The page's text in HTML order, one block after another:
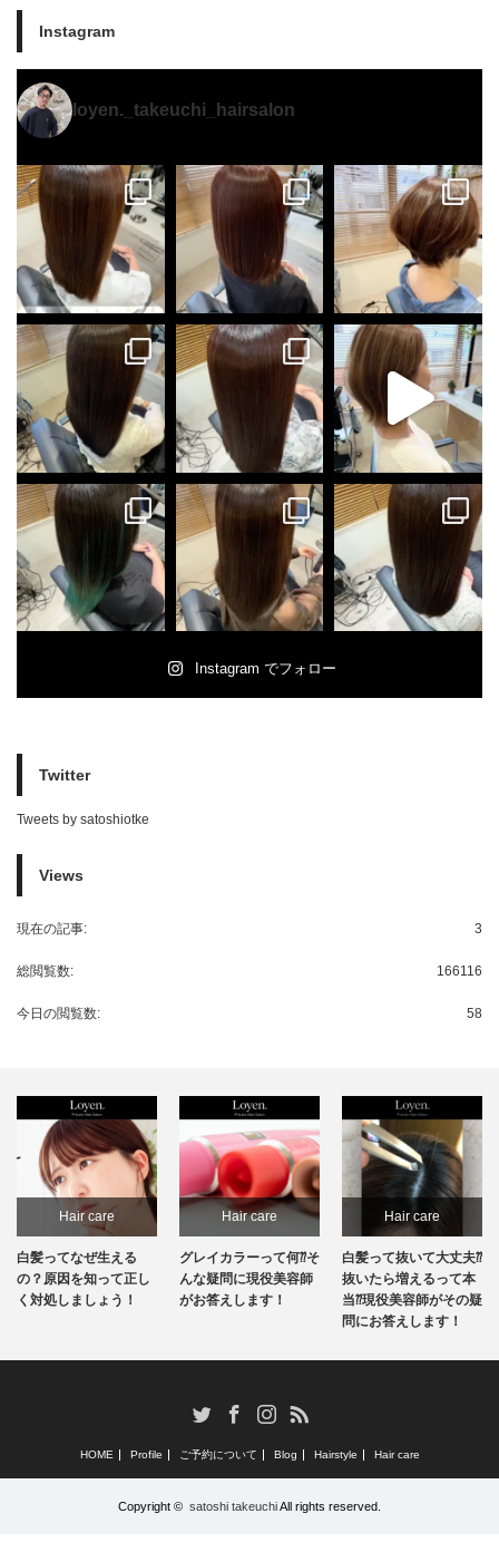
Instagram
loyen._takeuchi_hairsalon
Instagram でフォロー
Twitter
Tweets by satoshiotke
Views
3
現在の記事:
166116
総閲覧数:
58
今日の閲覧数:
Hair care
白髪ってなぜ生える
の？原因を知って正し
く対処しましょう！
Hair care
グレイカラーって何⁇そ
んな疑問に現役美容師
がお答えします！
Hair care
白髪って抜いて大丈夫⁇
抜いたら増えるって本
当⁇現役美容師がその疑
問にお答えします！
TwitterFacebookInstagram
RSS
HOME Profile ご予約について Blog Hairstyle Hair care
Copyright © satoshi takeuchiAll rights reserved.